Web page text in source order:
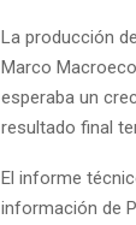
La producción
Marco
esperaba un
resultado final
El informe
información de